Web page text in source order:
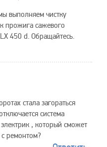
выполняем чистку
прожига сажевого
450 d. Обращайтесь.
стала загораться
система
электрик , который сможет
ремонтом?